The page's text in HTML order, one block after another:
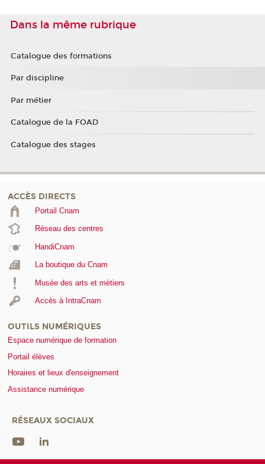
Dans la même rubrique
Catalogue des formations
Par discipline
Par métier
Catalogue de la FOAD
Catalogue des stages
ACCÈS DIRECTS
Portail Cnam
Réseau des centres
HandiCnam
La boutique du Cnam
Musée des arts et métiers
Accès à IntraCnam
OUTILS NUMÉRIQUES
Espace numérique de formation
Portail élèves
Horaires et lieux d'enseignement
Assistance numérique
RÉSEAUX SOCIAUX